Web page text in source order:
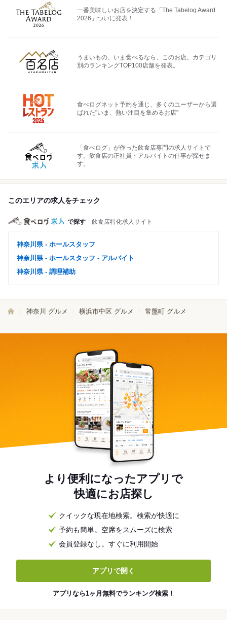
一番美味しいお店を決定する「The Tabelog Award
2026」ついに発表！
うまいもの、いま食べるなら、このお店。カテゴリ
別のランキングTOP100店舗を発表。
食べログネット予約を通じ、多くのユーザーから選
ばれた"いま、熱い注目を集めるお店"
「食べログ」が作った飲食店専門の求人サイトで
す。飲食店の正社員・アルバイトの仕事が探せま
す。
このエリアの求人をチェック
で探す 飲食店特化求人サイト
神奈川県 - ホールスタッフ
神奈川県 - ホールスタッフ - アルバイト
神奈川県 - 調理補助
神奈川 グルメ 横浜市中区 グルメ 常盤町 グルメ
より便利になったアプリで
快適にお店探し
クイックな現在地検索。検索が快適に
予約も簡単。空席をスムーズに検索
会員登録なし。すぐに利用開始
アプリで開く
アプリなら1ヶ月無料でランキング検索！